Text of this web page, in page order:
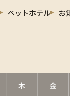
ペットホテル お